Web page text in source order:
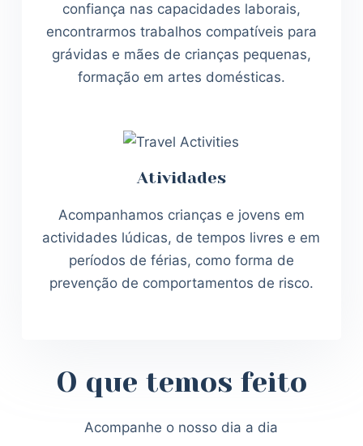
confiança nas capacidades laborais,
encontrarmos trabalhos compatíveis para
grávidas e mães de crianças pequenas,
formação em artes domésticas.
Atividades
Acompanhamos crianças e jovens em
actividades lúdicas, de tempos livres e em
períodos de férias, como forma de
prevenção de comportamentos de risco.
O que temos feito
Acompanhe o nosso dia a dia